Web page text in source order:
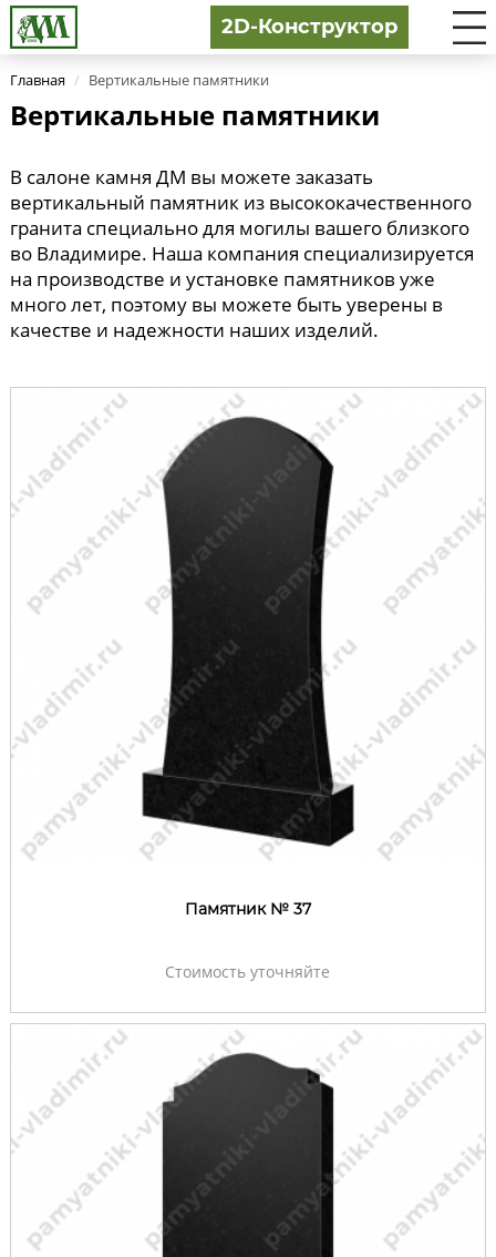
2D-Конструктор
Главная / Вертикальные памятники
Вертикальные памятники
В салоне камня ДМ вы можете заказать
вертикальный памятник из высококачественного
гранита специально для могилы вашего близкого
во Владимире. Наша компания специализируется
на производстве и установке памятников уже
много лет, поэтому вы можете быть уверены в
качестве и надежности наших изделий.
Памятник № 37
Стоимость уточняйте